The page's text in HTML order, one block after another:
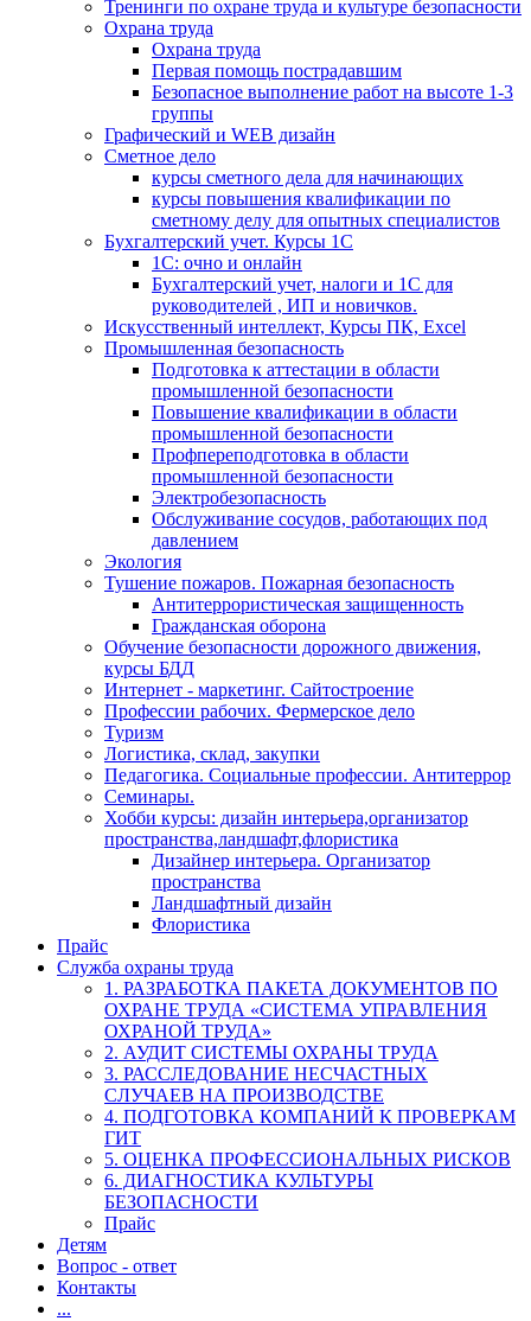
Тренинги по охране труда и культуре безопасности
Охрана труда
Охрана труда
Первая помощь пострадавшим
Безопасное выполнение работ на высоте 1-3
группы
Графический и WEB дизайн
Сметное дело
курсы сметного дела для начинающих
курсы повышения квалификации по
сметному делу для опытных специалистов
Бухгалтерский учет. Курсы 1С
1С: очно и онлайн
Бухгалтерский учет, налоги и 1С для
руководителей , ИП и новичков.
Искусственный интеллект, Курсы ПК, Excel
Промышленная безопасность
Подготовка к аттестации в области
промышленной безопасности
Повышение квалификации в области
промышленной безопасности
Профпереподготовка в области
промышленной безопасности
Электробезопасность
Обслуживание сосудов, работающих под
давлением
Экология
Тушение пожаров. Пожарная безопасность
Антитеррористическая защищенность
Гражданская оборона
Обучение безопасности дорожного движения,
курсы БДД
Интернет - маркетинг. Сайтостроение
Профессии рабочих. Фермерское дело
Туризм
Логистика, склад, закупки
Педагогика. Социальные профессии. Антитеррор
Семинары.
Хобби курсы: дизайн интерьера,организатор
пространства,ландшафт,флористика
Дизайнер интерьера. Организатор
пространства
Ландшафтный дизайн
Флористика
Прайс
Служба охраны труда
1. РАЗРАБОТКА ПАКЕТА ДОКУМЕНТОВ ПО
ОХРАНЕ ТРУДА «СИСТЕМА УПРАВЛЕНИЯ
ОХРАНОЙ ТРУДА»
2. АУДИТ СИСТЕМЫ ОХРАНЫ ТРУДА
3. РАССЛЕДОВАНИЕ НЕСЧАСТНЫХ
СЛУЧАЕВ НА ПРОИЗВОДСТВЕ
4. ПОДГОТОВКА КОМПАНИЙ К ПРОВЕРКАМ
ГИТ
5. ОЦЕНКА ПРОФЕССИОНАЛЬНЫХ РИСКОВ
6. ДИАГНОСТИКА КУЛЬТУРЫ
БЕЗОПАСНОСТИ
Прайс
Детям
Вопрос - ответ
Контакты
...